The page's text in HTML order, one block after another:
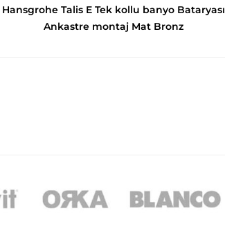
Hansgrohe Talis E Tek kollu banyo Bataryası
Ankastre montaj Mat Bronz